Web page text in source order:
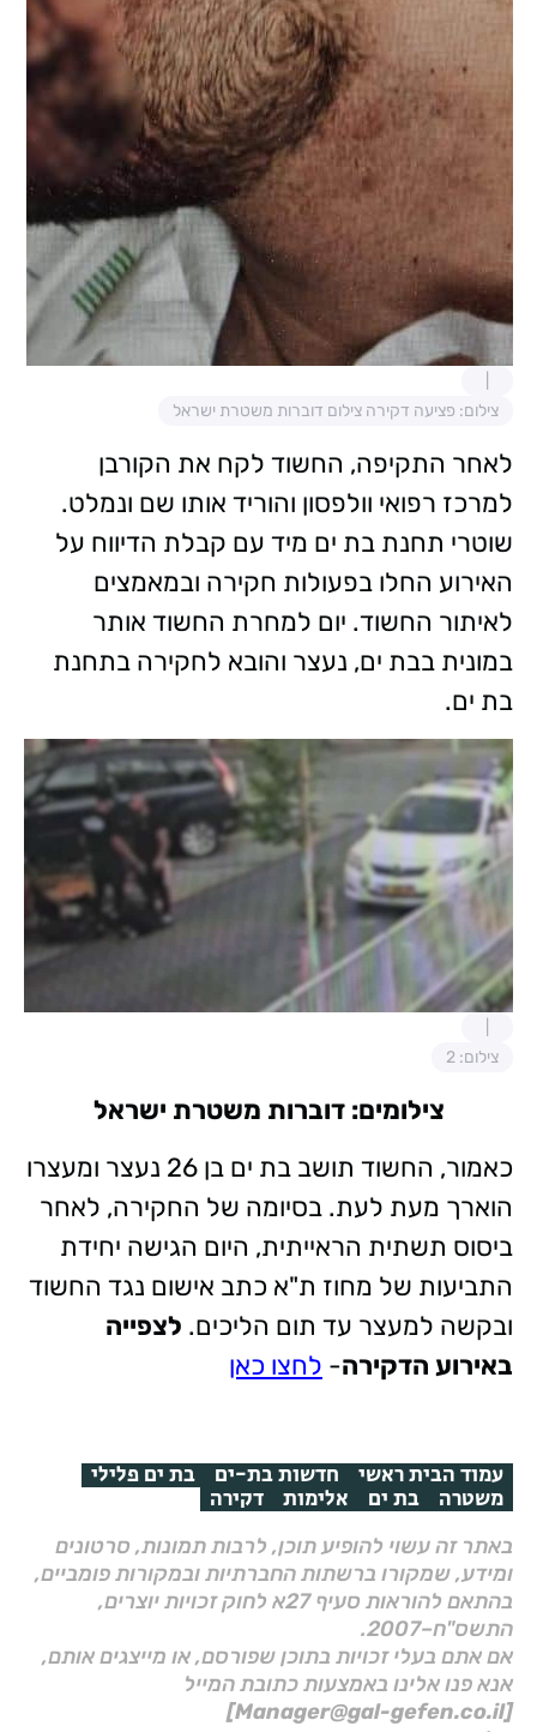
צילום: פציעה דקירה צילום דוברות משטרת ישראל
לאחר התקיפה, החשוד לקח את הקורבן
למרכז רפואי וולפסון והוריד אותו שם ונמלט.
שוטרי תחנת בת ים מיד עם קבלת הדיווח על
האירוע החלו בפעולות חקירה ובמאמצים
לאיתור החשוד. יום למחרת החשוד אותר
במונית בבת ים, נעצר והובא לחקירה בתחנת
בת ים.
צילום: 2
צילומים: דוברות משטרת ישראל
כאמור, החשוד תושב בת ים בן 26 נעצר ומעצרו
הוארך מעת לעת. בסיומה של החקירה, לאחר
ביסוס תשתית הראייתית, היום הגישה יחידת
התביעות של מחוז ת"א כתב אישום נגד החשוד
ובקשה למעצר עד תום הליכים. לצפייה
באירוע הדקירה- לחצו כאן
עמוד הבית ראשי חדשות בת-ים בת ים פלילי
משטרה בת ים אלימות דקירה
באתר זה עשוי להופיע תוכן, לרבות תמונות, סרטונים
ומידע, שמקורו ברשתות החברתיות ובמקורות פומביים,
בהתאם להוראות סעיף 27א לחוק זכויות יוצרים,
התשס"ח–2007.
אם אתם בעלי זכויות בתוכן שפורסם, או מייצגים אותם,
אנא פנו אלינו באמצעות כתובת המייל
[Manager@gal-gefen.co.il]